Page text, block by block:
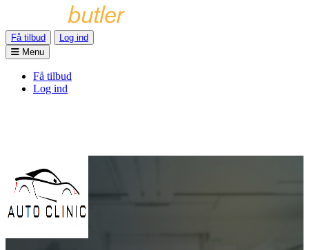
Få tilbud
Log ind
Menu
Få tilbud
Log ind